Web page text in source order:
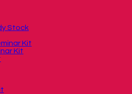
Stock
Kit
Kit